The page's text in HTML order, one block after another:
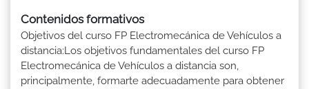
Contenidos formativos
Objetivos del curso FP Electromecánica de Vehículos a
distancia:Los objetivos fundamentales del curso FP
Electromecánica de Vehículos a distancia son,
principalmente, formarte adecuadamente para obtener